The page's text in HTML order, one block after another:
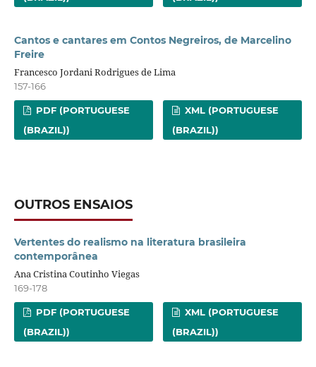
Cantos e cantares em Contos Negreiros, de Marcelino
Freire
Francesco Jordani Rodrigues de Lima
157-166
PDF (PORTUGUESE
(BRAZIL))
XML (PORTUGUESE
(BRAZIL))
OUTROS ENSAIOS
Vertentes do realismo na literatura brasileira
contemporânea
Ana Cristina Coutinho Viegas
169-178
PDF (PORTUGUESE
(BRAZIL))
XML (PORTUGUESE
(BRAZIL))